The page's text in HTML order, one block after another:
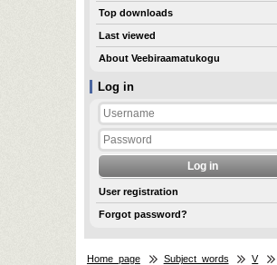
Log in
User registration
Forgot password?
Top downloads
Last viewed
About Veebiraamatukogu
Home page Subject words V